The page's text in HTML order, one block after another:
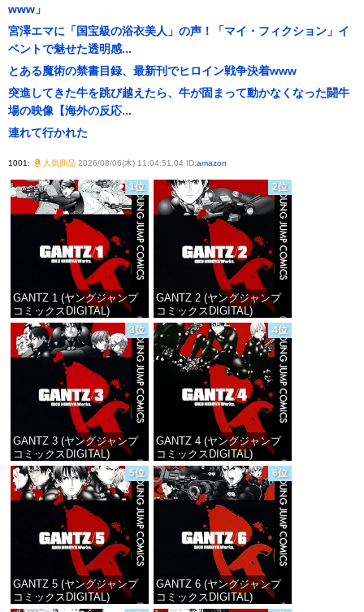
www」
宮澤エマに「国宝級の浴衣美人」の声！「マイ・フィクション」イ
ベントで魅せた透明感...
とある魔術の禁書目録、最新刊でヒロイン戦争決着www
突進してきた牛を跳び越えたら、牛が固まって動かなくなった闘牛
場の映像【海外の反応...
連れて行かれた
1001: 人気商品2026/08/06(木) 11:04:51.04 ID:amazon
1位
GANTZ 1 (ヤングジャンプ
コミックスDIGITAL)
価格：¥100
2位
GANTZ 2 (ヤングジャンプ
コミックスDIGITAL)
価格：¥100
3位
GANTZ 3 (ヤングジャンプ
コミックスDIGITAL)
価格：¥100
4位
GANTZ 4 (ヤングジャンプ
コミックスDIGITAL)
価格：¥100
5位
GANTZ 5 (ヤングジャンプ
コミックスDIGITAL)
6位
GANTZ 6 (ヤングジャンプ
コミックスDIGITAL)